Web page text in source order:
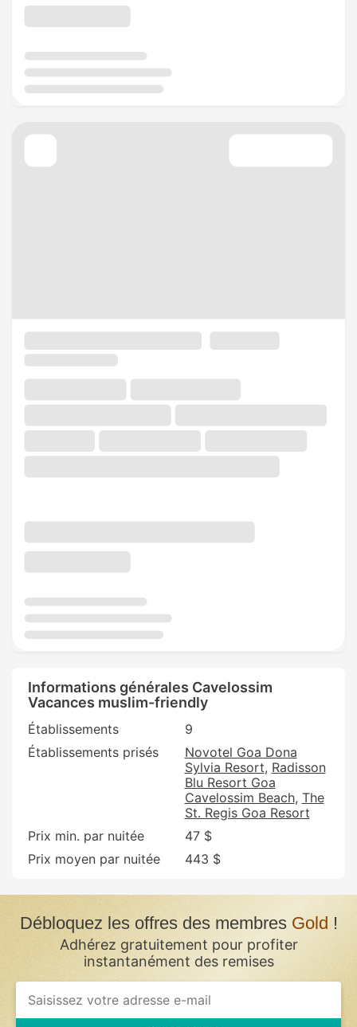
Informations générales Cavelossim
Vacances muslim-friendly
Établissements
9
Établissements prisés
Novotel Goa Dona
Sylvia Resort Radisson
Blu Resort Goa
Cavelossim Beach The
St. Regis Goa Resort
Prix min. par nuitée
47 $
Prix moyen par nuitée
443 $
Débloquez les offres des membres Gold !
Adhérez gratuitement pour profiter
instantanément des remises